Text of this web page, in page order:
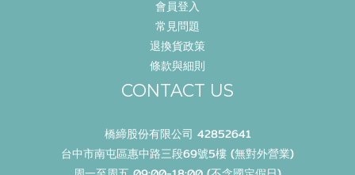
會員登入
常見問題
退換貨政策
條款與細則
CONTACT US
橋締股份有限公司 42852641
台中市南屯區惠中路三段69號5樓 (無對外營業)